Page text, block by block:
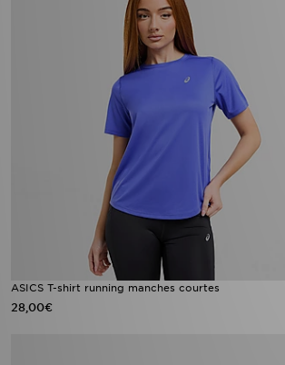
ASICS T-shirt running manches courtes
28,00€